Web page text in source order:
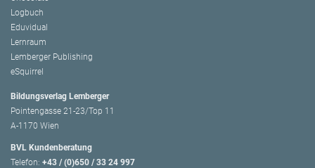
Logbuch
Eduvidual
Lernraum
Lemberger Publishing
eSquirrel
Bildungsverlag Lemberger
Pointengasse 21-23/Top 11
A-1170 Wien
BVL Kundenberatung
Telefon: +43 / (0)650 / 33 24 997